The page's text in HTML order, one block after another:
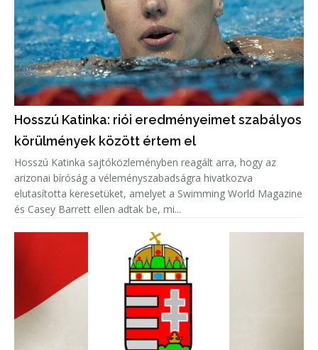
Hosszú Katinka: riói eredményeimet szabályos
körülmények között értem el
Hosszú Katinka sajtóközleményben reagált arra, hogy az
arizonai bíróság a véleményszabadságra hivatkozva
elutasította keresetüket, amelyet a Swimming World Magazine
és Casey Barrett ellen adtak be, mi...